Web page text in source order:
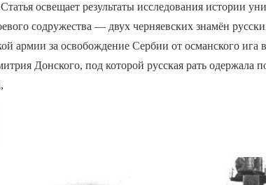
освещает результаты исследования истории
содружества — двух черняевских знамён
армии за освобождение Сербии от османского
Донского, под которой русская рать одержала